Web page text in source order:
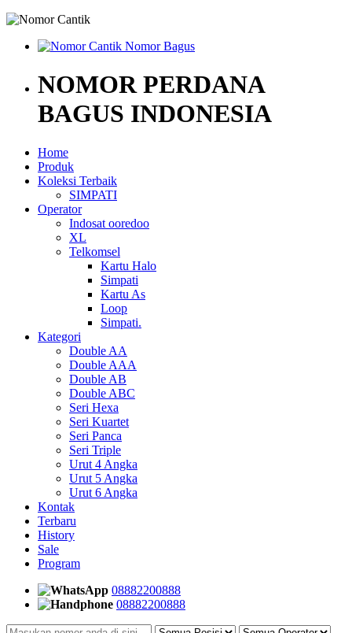
NOMOR PERDANA
BAGUS INDONESIA
Home
Produk
Koleksi Terbaik
SIMPATI
Operator
Indosat ooredoo
XL
Telkomsel
Kartu Halo
Simpati
Kartu As
Loop
Simpati.
Kategori
Double AA
Double AAA
Double AB
Double ABC
Seri Hexa
Seri Kuartet
Seri Panca
Seri Triple
Urut 4 Angka
Urut 5 Angka
Urut 6 Angka
Kontak
Terbaru
History
Sale
Program
08882200888
08882200888